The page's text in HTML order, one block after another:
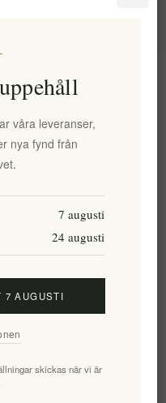
våra leveranser,
nya fynd från
7 augusti
24 augusti
7 AUGUSTI
skickas när vi är